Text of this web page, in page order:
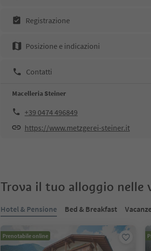
Registrazione
Posizione e indicazioni
Contatti
Macelleria Steiner
+39 0474 496849
https://www.metzgerei-steiner.it
Trova il tuo alloggio nelle
Hotel & Pensione Bed & Breakfast
Prenotabile online